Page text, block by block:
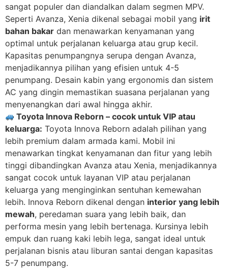
sangat populer dan diandalkan dalam segmen MPV.
Seperti Avanza, Xenia dikenal sebagai mobil yang irit
bahan bakar dan menawarkan kenyamanan yang
optimal untuk perjalanan keluarga atau grup kecil.
Kapasitas penumpangnya serupa dengan Avanza,
menjadikannya pilihan yang efisien untuk 4-5
penumpang. Desain kabin yang ergonomis dan sistem
AC yang dingin memastikan suasana perjalanan yang
menyenangkan dari awal hingga akhir.
Toyota Innova Reborn – cocok untuk VIP atau
keluarga: Toyota Innova Reborn adalah pilihan yang
lebih premium dalam armada kami. Mobil ini
menawarkan tingkat kenyamanan dan fitur yang lebih
tinggi dibandingkan Avanza atau Xenia, menjadikannya
sangat cocok untuk layanan VIP atau perjalanan
keluarga yang menginginkan sentuhan kemewahan
lebih. Innova Reborn dikenal dengan interior yang lebih
mewah, peredaman suara yang lebih baik, dan
performa mesin yang lebih bertenaga. Kursinya lebih
empuk dan ruang kaki lebih lega, sangat ideal untuk
perjalanan bisnis atau liburan santai dengan kapasitas
5-7 penumpang.